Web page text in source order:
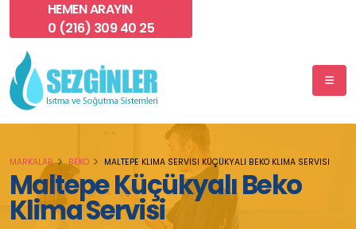
HEMEN ARAYIN
0 (216) 309 40 25
Maltepe Küçükyalı Beko
Klima Servisi
MARKALAR BEKO MALTEPE KLIMA SERVISI KÜÇÜKYALI BEKO KLIMA SERVISI